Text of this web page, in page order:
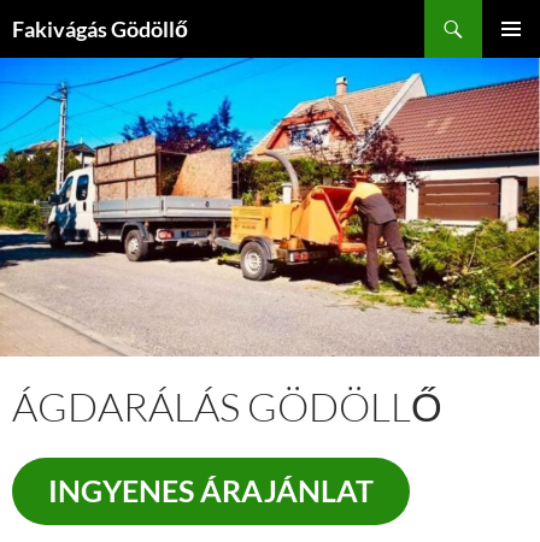
tartalomba
Fakivágás Gödöllő
MENÜ
ÁGDARÁLÁS GÖDÖLLŐ
INGYENES ÁRAJÁNLAT